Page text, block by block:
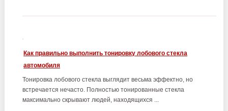
Как правильно выполнить тонировку лобового стекла
автомобиля
Тонировка лобового стекла выглядит весьма эффектно, но
встречается нечасто. Полностью тонированные стекла
максимально скрывают людей, находящихся ...